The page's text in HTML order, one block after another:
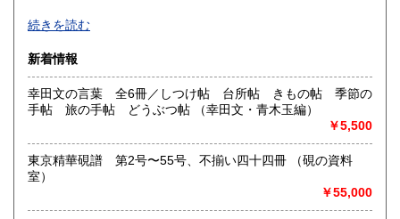
佐賀県
熊本県
宮崎県 185円 鹿児島県 185円
最寄駅：土浦駅西口
営業時間：AM10:00〜PM7:00
定休日：水曜日
店頭及び出張買取致します。
出張買取に関しましては内容・地域にある程度の制限がござ
詳しくは電話・メールにて直接お問い合わせください。
続きを読む
新着情報
幸田文の言葉 全6冊／しつけ帖 台所帖 きもの帖 季節の
手帖 旅の手帖 どうぶつ帖 （幸田文・青木玉編）
￥5,500
東京精華硯譜 第2号〜55号、不揃い四十四冊 （硯の資料
室）
￥55,000